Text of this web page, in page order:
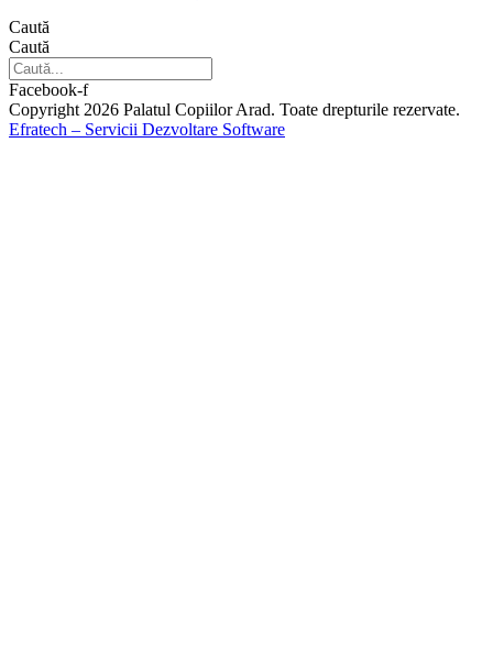
Caută
Caută
Facebook-f
Copyright 2026 Palatul Copiilor Arad. Toate drepturile rezervate.
Efratech – Servicii Dezvoltare Software